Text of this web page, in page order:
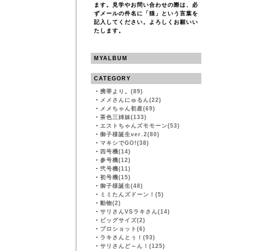
ます。見学やお問い合わせの際は、必
ずメールの件名に「猫」という言葉を
記入してください。よろしくお願いい
たします。
MYALBUM
CATEGORY
・ 携帯より。(89)
・ メメさんにゅるん(22)
・ メメちゃん初産(69)
・ 茶色三姉妹(133)
・ エストちゃんズモモーン(53)
・ 御子様誕生ver.2(80)
・ マキシでGO!(38)
・ 四号機(14)
・ 参号機(12)
・ 弐号機(11)
・ 初号機(15)
・ 御子様誕生(48)
・ ミミたんズドーン！(5)
・ 動物(2)
・ サリさんVSラキさん(14)
・ ビッグサイズ(2)
・ プロショット(6)
・ ラキさんとぅ！(93)
・ サリさんど～ん！(125)